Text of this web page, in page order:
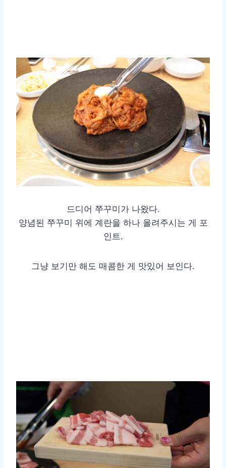
드디어 쭈꾸미가 나왔다.
양념된 쭈꾸미 위에 계란을 하나 올려주시는 게 포
인트.
그냥 보기만 해도 매콤한 게 맛있어 보인다.